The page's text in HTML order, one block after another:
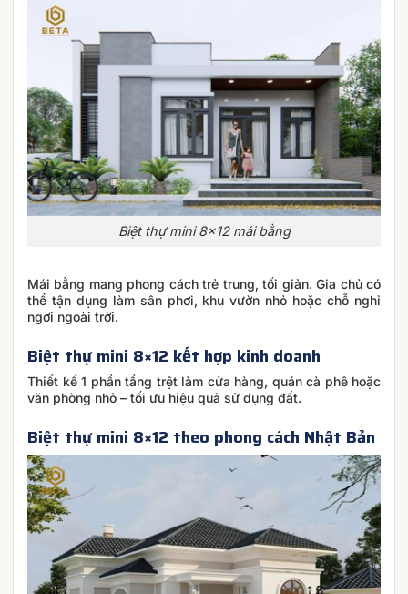
Biệt thự mini 8×12 mái bằng
Mái bằng mang phong cách trẻ trung, tối giản. Gia chủ có
thể tận dụng làm sân phơi, khu vườn nhỏ hoặc chỗ nghỉ
ngơi ngoài trời.
Biệt thự mini 8×12 kết hợp kinh doanh
Thiết kế 1 phần tầng trệt làm cửa hàng, quán cà phê hoặc
văn phòng nhỏ – tối ưu hiệu quả sử dụng đất.
Biệt thự mini 8×12 theo phong cách Nhật Bản